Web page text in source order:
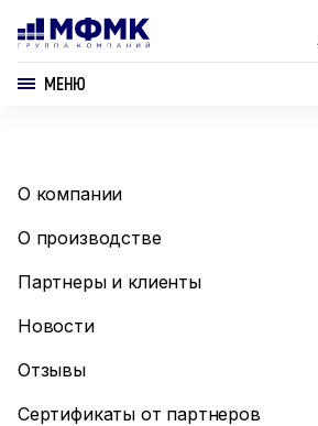
МЕНЮ
О компании
О производстве
Партнеры и клиенты
Новости
Отзывы
Сертификаты от партнеров